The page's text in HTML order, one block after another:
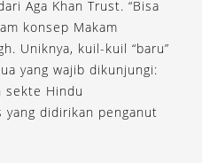
Aga Khan Trust. “Bisa
konsep Makam
Uniknya, kuil-kuil “baru”
yang wajib dikunjungi:
sekte Hindu
yang didirikan penganut